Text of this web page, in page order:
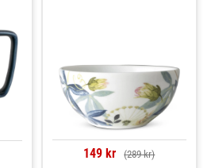
149 kr (289 kr)